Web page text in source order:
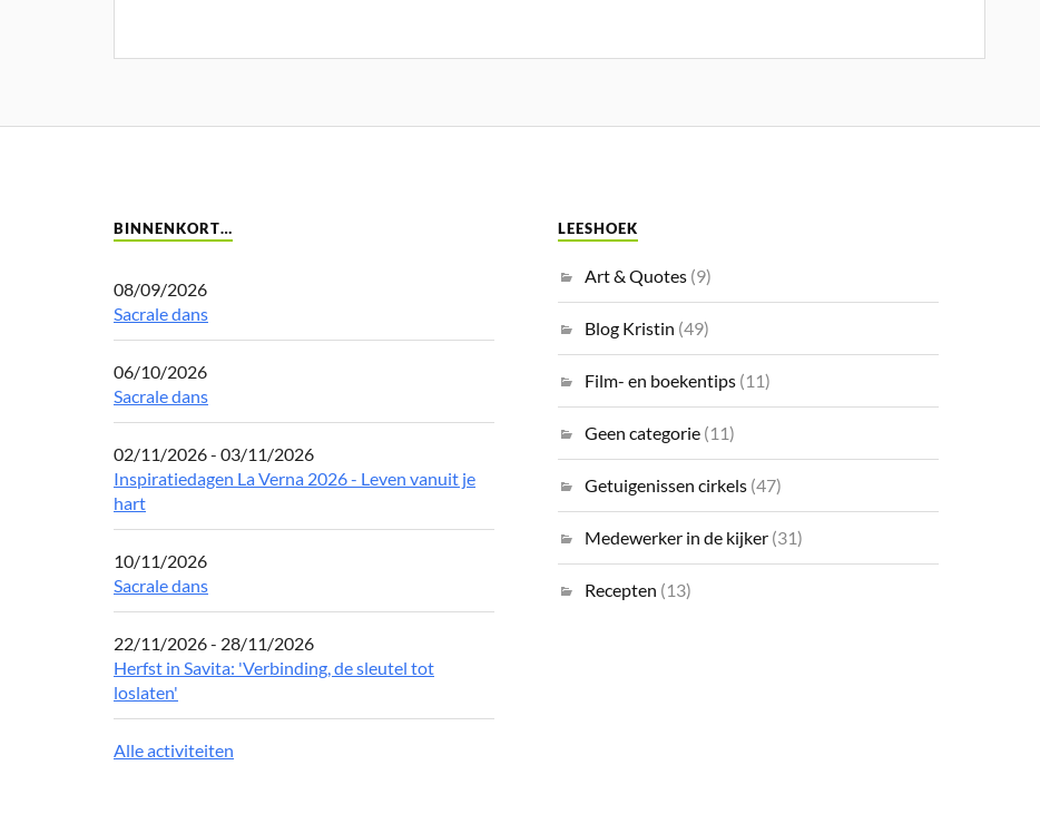
BINNENKORT…
08/09/2026
Sacrale dans
06/10/2026
Sacrale dans
02/11/2026 - 03/11/2026
Inspiratiedagen La Verna 2026 - Leven vanuit je
hart
10/11/2026
Sacrale dans
22/11/2026 - 28/11/2026
Herfst in Savita: 'Verbinding, de sleutel tot
loslaten'
Alle activiteiten
LEESHOEK
Art & Quotes (9)
Blog Kristin (49)
Film- en boekentips (11)
Geen categorie (11)
Getuigenissen cirkels (47)
Medewerker in de kijker (31)
Recepten (13)